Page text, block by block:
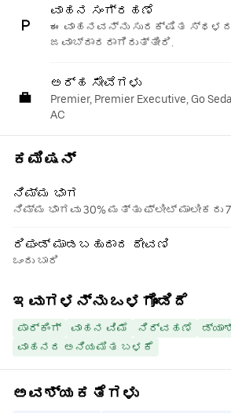
ವಾಹನ ಸಂಗ್ರಹಣೆ
ಈ ವಾಹನವನ್ನು ಸುರಕ್ಷಿತ
ಜವಾಬ್ದಾರರಾಗಿರುತ್ತೀರಿ.
ಅರ್ಹ ಸೇವೆಗಳು
Premier, Premier Executive, Go
AC
ಕಮಿಷನ್
ನಿಮ್ಮ ಭಾಗ
ನಿಮ್ಮ ಭಾಗವು 30% ಮತ್ತು ಫ್ಲೀಟ್ ಮಾಲೀಕರು
ರಿಫಂಡ್ ಮಾಡಬಹುದಾದ ಠೇವಣಿ
ಒಂದು ಬಾರಿ
ಇವುಗಳನ್ನು ಒಳಗೊಂಡಿದೆ
ಪಾರ್ಕಿಂಗ್ ವಾಹನ ವಿಮೆ ನಿರ್ವಹಣೆ
ವಾಹನದ ಅನಿಯಮಿತ ಬಳಕೆ
ಅವಶ್ಯಕತೆಗಳು